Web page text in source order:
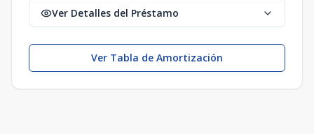
Ver Detalles del Préstamo
Ver Tabla de Amortización